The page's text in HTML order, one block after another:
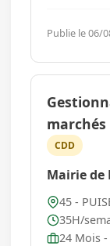
la
de chariot élévateur
maitriser
Publie le 06/
marchés
CDD
Mairie de
45 -
35H/
24 Mois